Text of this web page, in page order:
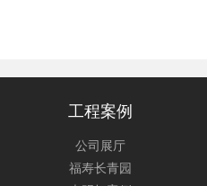
工程案例
公司展厅
福寿长青园